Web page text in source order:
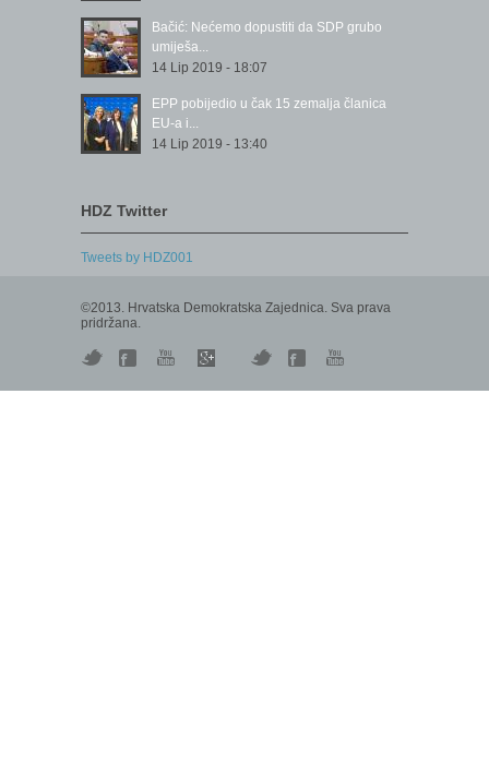
Bačić: Nećemo dopustiti da SDP grubo
umiješa...
14 Lip 2019 - 18:07
EPP pobijedio u čak 15 zemalja članica
EU-a i...
14 Lip 2019 - 13:40
HDZ Twitter
Tweets by HDZ001
©2013. Hrvatska Demokratska Zajednica. Sva prava
pridržana.